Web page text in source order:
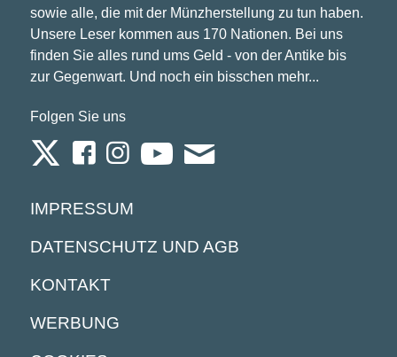
sowie alle, die mit der Münzherstellung zu tun haben.
Unsere Leser kommen aus 170 Nationen. Bei uns
finden Sie alles rund ums Geld - von der Antike bis
zur Gegenwart. Und noch ein bisschen mehr...
Folgen Sie uns
IMPRESSUM
DATENSCHUTZ UND AGB
KONTAKT
WERBUNG